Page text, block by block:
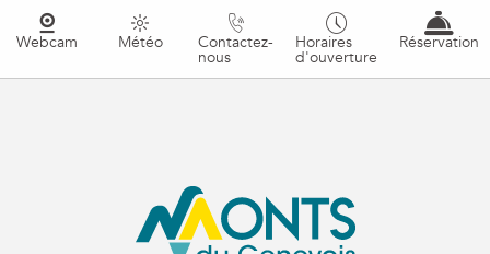
Webcam Météo Contactez-
nous
Horaires
d'ouverture
Réservation